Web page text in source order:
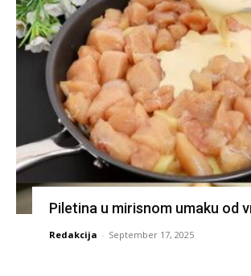
Piletina u mirisnom umaku od
Redakcija - September 17, 2025